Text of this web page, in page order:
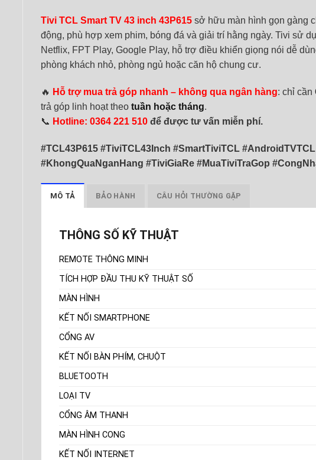
Tivi TCL Smart TV 43 inch 43P615 sở hữu màn hình gọn gàng
động, phù hợp xem phim, bóng đá và giải trí hằng ngày. Tivi sử
Netflix, FPT Play, Google Play, hỗ trợ điều khiển giọng nói dễ
phòng khách nhỏ, phòng ngủ hoặc căn hộ chung cư.
🔥 Hỗ trợ mua trả góp nhanh – không qua ngân hàng: chỉ cần
trả góp linh hoạt theo tuần hoặc tháng.
📞 Hotline: 0364 221 510 để được tư vấn miễn phí.
#TCL43P615 #TiviTCL43Inch #SmartTiviTCL
#KhongQuaNganHang #TiviGiaRe #MuaTiviTraGop
MÔ TẢ BẢO HÀNH CÂU HỎI THƯỜNG GẶP
THÔNG SỐ KỸ THUẬT
REMOTE THÔNG MINH
TÍCH HỢP ĐẦU THU KỸ THUẬT SỐ
MÀN HÌNH
KẾT NỐI SMARTPHONE
CỔNG AV
KẾT NỐI BÀN PHÍM, CHUỘT
BLUETOOTH
LOẠI TV
CỔNG ÂM THANH
MÀN HÌNH CONG
KẾT NỐI INTERNET